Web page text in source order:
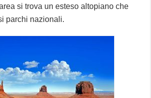
si trova un esteso altopiano che
parchi nazionali.